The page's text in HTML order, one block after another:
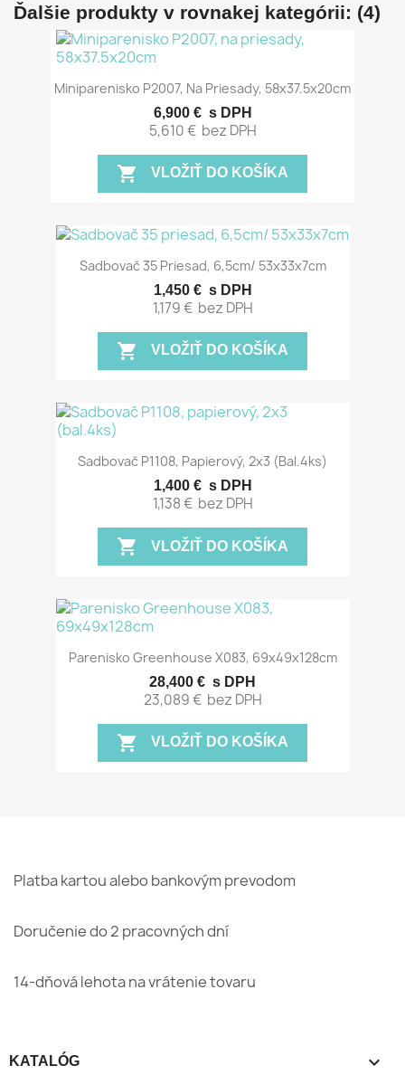
Ďalšie produkty v rovnakej kategórii: (4)
Miniparenisko P2007, Na Priesady, 58x37.5x20cm
6,900 € s DPH
5,610 € bez DPH
shopping_cart VLOŽIŤ DO KOŠÍKA
Sadbovač 35 Priesad, 6,5cm/ 53x33x7cm
1,450 € s DPH
1,179 € bez DPH
shopping_cart VLOŽIŤ DO KOŠÍKA
Sadbovač P1108, Papierový, 2x3 (bal.4ks)
1,400 € s DPH
1,138 € bez DPH
shopping_cart VLOŽIŤ DO KOŠÍKA
Parenisko Greenhouse X083, 69x49x128cm
28,400 € s DPH
23,089 € bez DPH
shopping_cart VLOŽIŤ DO KOŠÍKA
Platba kartou alebo bankovým prevodom
Doručenie do 2 pracovných dní
14-dňová lehota na vrátenie tovaru
KATALÓG 